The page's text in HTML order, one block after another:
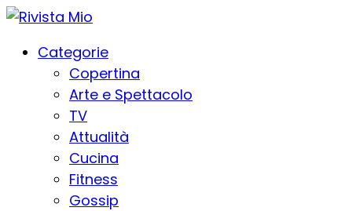
Categorie
Copertina
Arte e Spettacolo
TV
Attualità
Cucina
Fitness
Gossip